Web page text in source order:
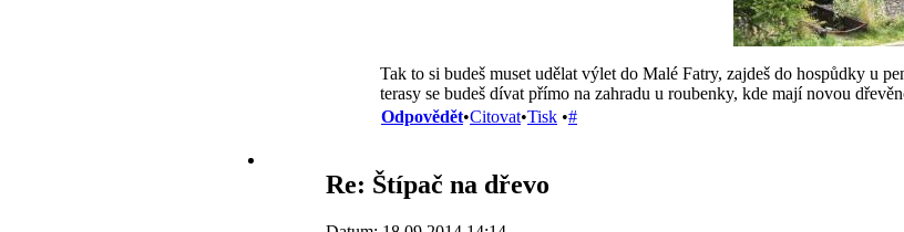
Tak to si budeš muset udělat výlet do Malé Fatry, zajdeš do hospůdky u
terasy se budeš dívat přímo na zahradu u roubenky, kde mají novou
Odpovědět•Citovat•Tisk •#
Re: Štípač na dřevo